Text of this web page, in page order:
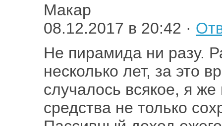
Макар
08.12.2017 в 20:42 ·
Не пирамида ни разу.
несколько лет, за это
случалось всякое, я
средства не только